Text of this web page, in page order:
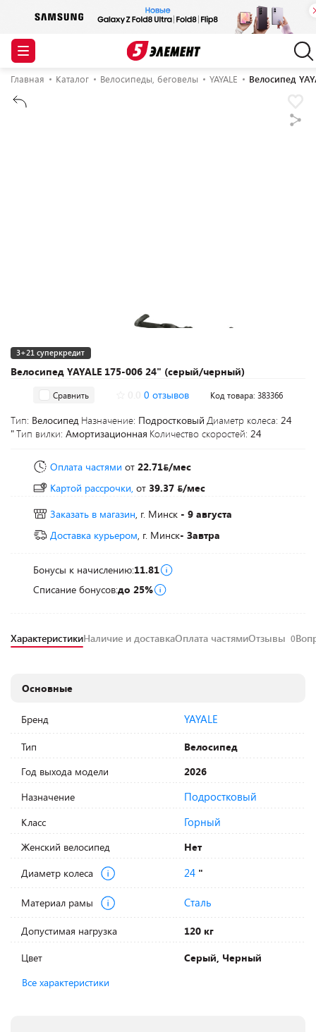
Главная Каталог Велосипеды, беговелы YAYALE Велосипед
Велосипед YAYALE 175-006 24" (серый/черный)
3+21 суперкредит
Сравнить 0 отзывов Код товара: 383366
Тип: Велосипед Назначение: Подростковый Диаметр колеса: 24
"Тип вилки: Амортизационная Количество скоростей: 24
Оплата частями от 22.71 /мес
Картой рассрочки, от 39.37
/мес
Заказать в магазин, г. Минск - 9 августа
Доставка курьером, г. Минск- Завтра
Бонусы к начислению:11.81
Списание бонусов:до 25%
ХарактеристикиНаличие и доставкаОплата частямиОтзывы 0
Основные
Бренд YAYALE
Тип
Велосипед
Год выхода модели
2026
Назначение
Подростковый
Класс Горный
Женский велосипед
Нет
Диаметр колеса
24 "
Материал рамы Сталь
Допустимая нагрузка
120 кг
Цвет
Серый, Черный
Все характеристики